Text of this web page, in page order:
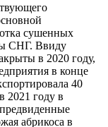
сушенных
СНГ. Ввиду
в 2020 году,
в конце
40
2021 году в
абрикоса в